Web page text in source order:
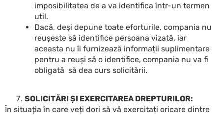
imposibilitatea de a va identifica într-un termen
util.
Dacă, deși depune toate eforturile, compania nu
reușeste să identifice persoana vizată, iar
aceasta nu îi furnizează informații suplimentare
pentru a reuși să o identifice, compania nu va fi
obligată să dea curs solicitării.
SOLICITĂRI ȘI EXERCITAREA DREPTURILOR:
În situația în care veți dori să vă exercitați oricare dintre